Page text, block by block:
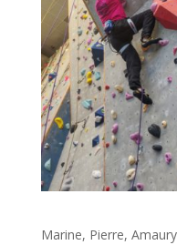
Marine, Pierre,